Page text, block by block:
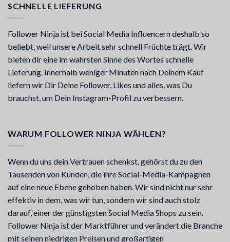
SCHNELLE LIEFERUNG
Follower Ninja ist bei Social Media Influencern deshalb so
beliebt, weil unsere Arbeit sehr schnell Früchte trägt. Wir
bieten dir eine im wahrsten Sinne des Wortes schnelle
Lieferung. Innerhalb weniger Minuten nach Deinem Kauf
liefern wir Dir Deine Follower, Likes und alles, was Du
brauchst, um Dein Instagram-Profil zu verbessern.
WARUM FOLLOWER NINJA WÄHLEN?
Wenn du uns dein Vertrauen schenkst, gehörst du zu den
Tausenden von Kunden, die ihre Social-Media-Kampagnen
auf eine neue Ebene gehoben haben. Wir sind nicht nur sehr
effektiv in dem, was wir tun, sondern wir sind auch stolz
darauf, einer der günstigsten Social Media Shops zu sein.
Follower Ninja ist der Marktführer und verändert die Branche
mit seinen niedrigen Preisen und großartigen